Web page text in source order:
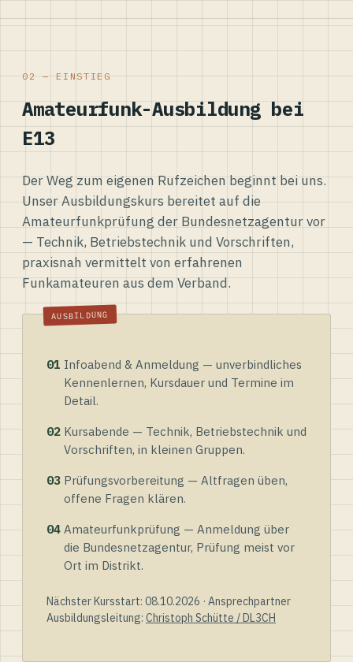
02 — EINSTIEG
Amateurfunk-Ausbildung bei
E13
Der Weg zum eigenen Rufzeichen beginnt bei uns.
Unser Ausbildungskurs bereitet auf die
Amateurfunkprüfung der Bundesnetzagentur vor
— Technik, Betriebstechnik und Vorschriften,
praxisnah vermittelt von erfahrenen
Funkamateuren aus dem Verband.
01 Infoabend & Anmeldung — unverbindliches
Kennenlernen, Kursdauer und Termine im
Detail.
02 Kursabende — Technik, Betriebstechnik und
Vorschriften, in kleinen Gruppen.
03 Prüfungsvorbereitung — Altfragen üben,
offene Fragen klären.
04 Amateurfunkprüfung — Anmeldung über
die Bundesnetzagentur, Prüfung meist vor
Ort im Distrikt.
Nächster Kursstart: 08.10.2026 · Ansprechpartner
Ausbildungsleitung: Christoph Schütte / DL3CH